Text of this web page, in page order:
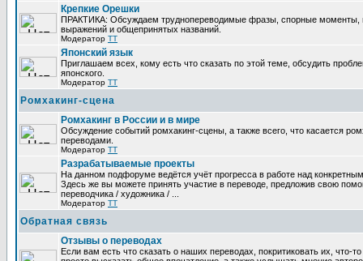
Крепкие Орешки
ПРАКТИКА: Обсуждаем труднопереводимые фразы, спорные моменты,
выражений и общепринятых названий.
Модератор TT
Японский язык
Приглашаем всех, кому есть что сказать по этой теме, обсудить
японского.
Модератор TT
Ромхакинг-сцена
Ромхакинг в России и в мире
Обсуждение событий ромхакинг-сцены, а также всего, что касается
переводами.
Модератор TT
Разрабатываемые проекты
На данном подфоруме ведётся учёт прогресса в работе над
Здесь же вы можете принять участие в переводе, предложив свою
переводчика / художника / ...
Модератор TT
Обратная связь
Отзывы о переводах
Если вам есть что сказать о наших переводах, покритиковать их, что-